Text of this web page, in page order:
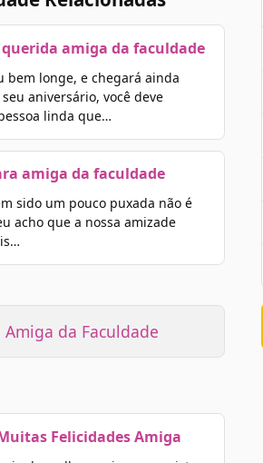
amiga da faculdade
bem longe, e chegará ainda
aniversário, você deve
linda que…
amiga da faculdade
sido um pouco puxada não é
acho que a nossa amizade
da Faculdade
Felicidades Amiga